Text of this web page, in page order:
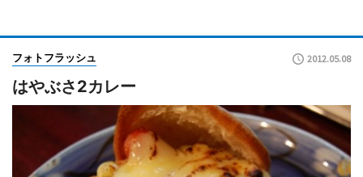
フォトフラッシュ 2012.05.08
はやぶさ2カレー